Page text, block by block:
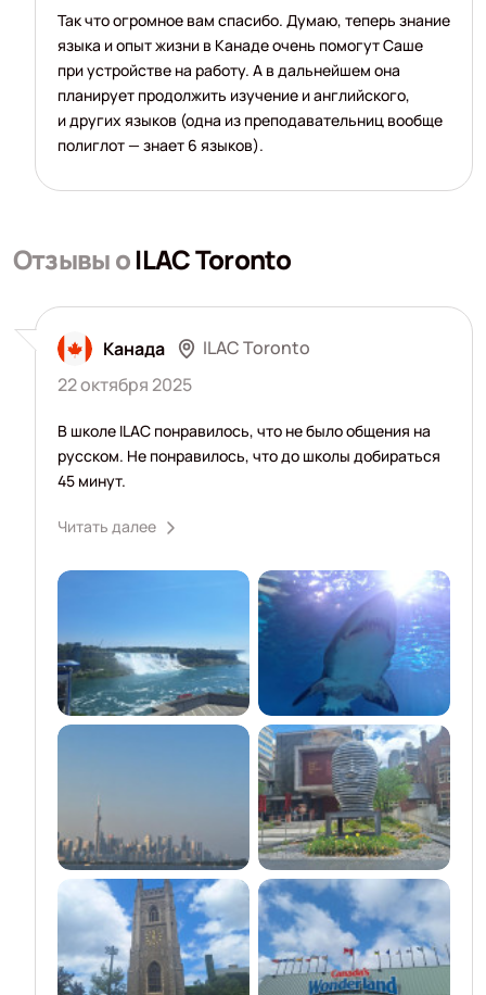
Так что огромное вам спасибо. Думаю, теперь знание
языка и опыт жизни в Канаде очень помогут Саше
при устройстве на работу. А в дальнейшем она
планирует продолжить изучение и английского,
и других языков (одна из преподавательниц вообще
полиглот — знает 6 языков).
Отзывы оILAC Toronto
Канада
ILAC Toronto
22 октября 2025
В школе ILAC понравилось, что не было общения на
русском. Не понравилось, что до школы добираться
45 минут.
Читать далее